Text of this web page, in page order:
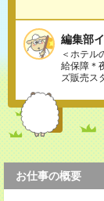
編集部
＜ホテル
給保障＊
ズ販売ス
お仕事の概要